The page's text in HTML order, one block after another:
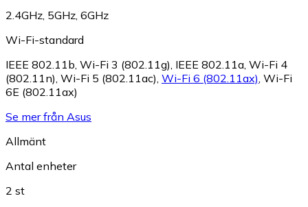
2.4GHz, 5GHz, 6GHz
Wi-Fi-standard
IEEE 802.11b, Wi-Fi 3 (802.11g), IEEE 802.11a, Wi-Fi 4
(802.11n), Wi-Fi 5 (802.11ac), Wi-Fi 6 (802.11ax), Wi-Fi
6E (802.11ax)
Se mer från Asus
Allmänt
Antal enheter
2 st